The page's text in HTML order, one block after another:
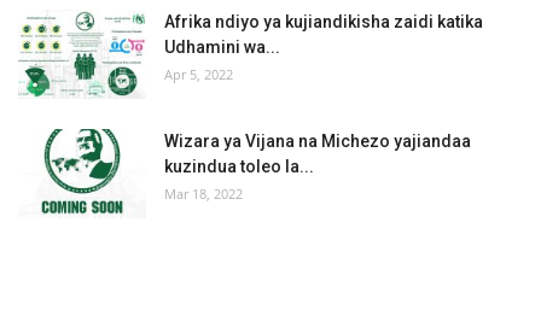
Afrika ndiyo ya kujiandikisha zaidi katika
Udhamini wa...
Apr 5, 2022
Wizara ya Vijana na Michezo yajiandaa
kuzindua toleo la...
Mar 18, 2022